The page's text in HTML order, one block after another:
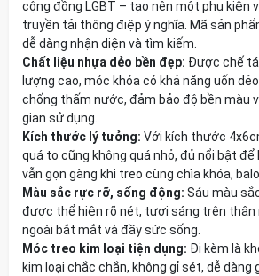
cộng đồng LGBT – tạo nên một phụ kiện
truyền tải thông điệp ý nghĩa. Mã sản
dễ dàng nhận diện và tìm kiếm.
Chất liệu nhựa dẻo bền đẹp: Được chế
lượng cao, móc khóa có khả năng uốn
chống thấm nước, đảm bảo độ bền màu
gian sử dụng.
Kích thước lý tưởng: Với kích thước
quá to cũng không quá nhỏ, đủ nổi bật
vẫn gọn gàng khi treo cùng chìa khóa,
Màu sắc rực rỡ, sống động: Sáu màu
được thể hiện rõ nét, tươi sáng trên thân
ngoài bắt mắt và đầy sức sống.
Móc treo kim loại tiện dụng: Đi kèm là
kim loại chắc chắn, không gỉ sét, dễ dàng